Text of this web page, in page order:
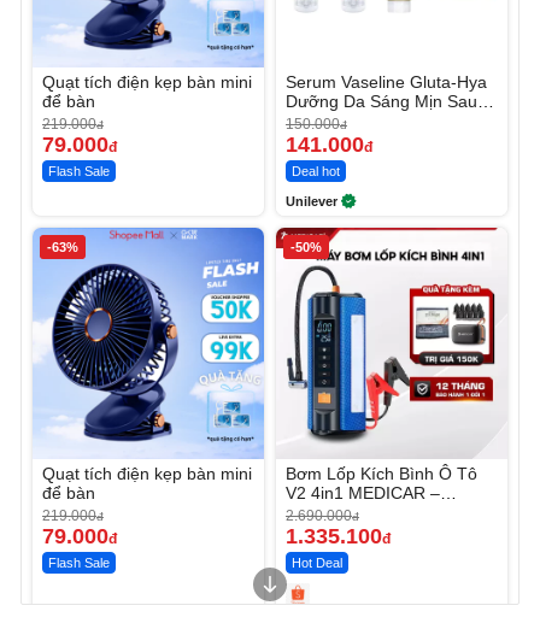
Quạt tích điện kẹp bàn mini
để bàn
219.000đ
79.000đ
Flash Sale
Serum Vaseline Gluta-Hya
Dưỡng Da Sáng Mịn Sau 7
Ngày
150.000đ
141.000đ
Deal hot
Unilever
-63%
Quạt tích điện kẹp bàn mini
để bàn
219.000đ
79.000đ
Flash Sale
-50%
Bơm Lốp Kích Bình Ô Tô
V2 4in1 MEDICAR –
12.000mAh
2.690.000đ
1.335.100đ
Hot Deal